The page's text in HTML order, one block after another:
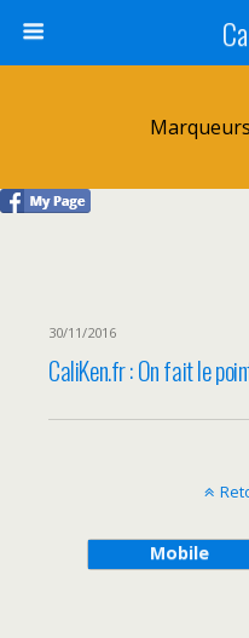
30/11/2016
CaliKen.fr : On fait le
Mobile